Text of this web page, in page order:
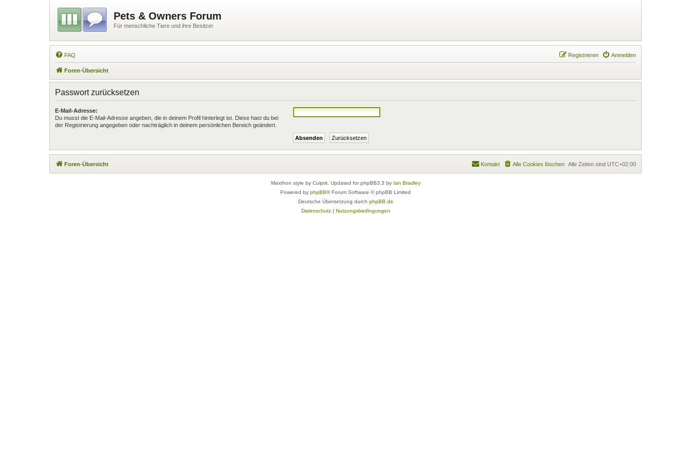
Pets & Owners Forum
Für menschliche Tiere und ihre Besitzer
FAQ Anmelden
Registrieren
Foren-Übersicht
Passwort zurücksetzen
E-Mail-Adresse:
Du musst die E-Mail-Adresse angeben, die in deinem Profil hinterlegt ist. Diese hast du bei
der Registrierung angegeben oder nachträglich in deinem persönlichen Bereich geändert.
Foren-Übersicht Alle Zeiten sind UTC+02:00
Alle Cookies löschen
Kontakt
Maxthon style by Culprit. Updated for phpBB3.3 by Ian Bradley
Powered by phpBB® Forum Software © phpBB Limited
Deutsche Übersetzung durch phpBB.de
Datenschutz| Nutzungsbedingungen